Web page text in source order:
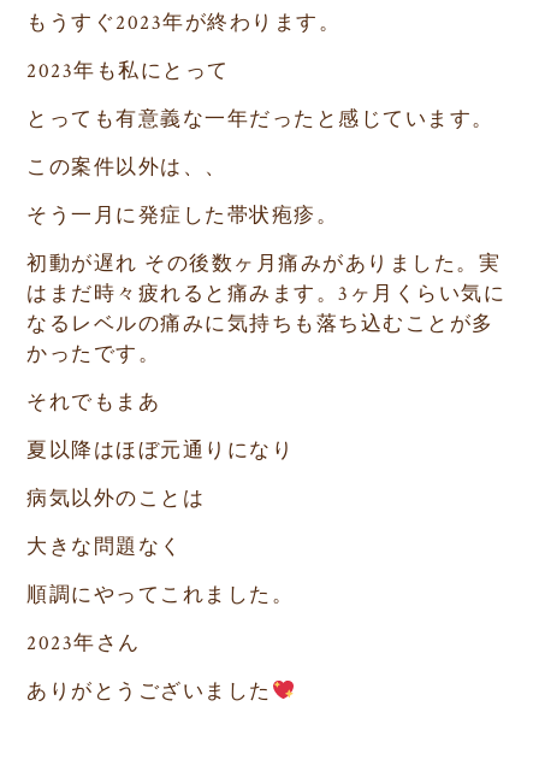
もうすぐ2023年が終わります。
2023年も私にとって
とっても有意義な一年だったと感じています。
この案件以外は、、
そう一月に発症した帯状疱疹。
初動が遅れ その後数ヶ月痛みがありました。実
はまだ時々疲れると痛みます。3ヶ月くらい気に
なるレベルの痛みに気持ちも落ち込むことが多
かったです。
それでもまあ
夏以降はほぼ元通りになり
病気以外のことは
大きな問題なく
順調にやってこれました。
2023年さん
ありがとうございました